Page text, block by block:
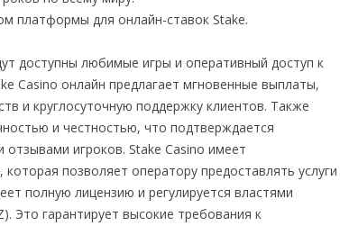
платформы для онлайн-ставок Stake.
доступны любимые игры и оперативный доступ к
Casino онлайн предлагает мгновенные выплаты,
и круглосуточную поддержку клиентов. Также
и честностью, что подтверждается
игроков. Stake Casino имеет
позволяет оператору предоставлять услуги
полную лицензию и регулируется властями
Это гарантирует высокие требования к